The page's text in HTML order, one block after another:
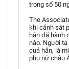
trong số 50
The
khi cảnh sát
hắn đã hành
nào. Người
cuả hắn, là
phụ nữ châu